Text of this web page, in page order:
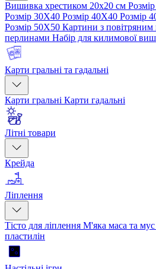
Вишивка хрестиком 20х20 см
Розмір 30Х40 Розмір 40Х40 Розмір
Розмір 50Х50 Картини з повітряним
перлинами Набір для килимової
Карти гральні та гадальні
Карти гральні Карти гадальні
Літні товари
Крейда
Ліплення
Тісто для ліплення М'яка маса та мус
пластилін